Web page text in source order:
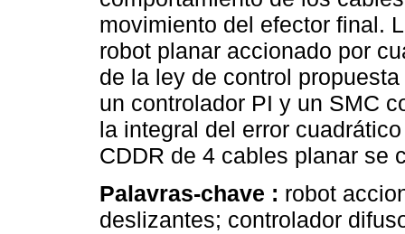
movimiento del efector final.
robot planar accionado por
de la ley de control
un controlador PI y un SMC
la integral del error
CDDR de 4 cables planar se
Palavras-chave : robot
deslizantes; controlador